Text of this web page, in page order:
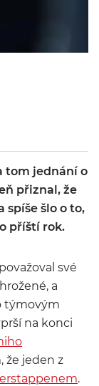
tom jednání o
přiznal, že
spíše šlo o to,
příští rok.
své
a
týmovým
na konci
že jeden z
.